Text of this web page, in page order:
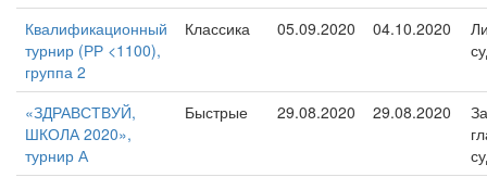
Квалификационный
турнир (РР <1100),
группа 2
Классика 05.09.2020 04.10.2020
«ЗДРАВСТВУЙ,
ШКОЛА 2020»,
турнир А
Быстрые 29.08.2020 29.08.2020